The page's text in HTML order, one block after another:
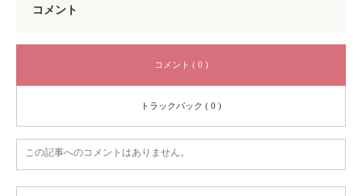
コメント
コメント ( 0 )
トラックバック ( 0 )
この記事へのコメントはありません。